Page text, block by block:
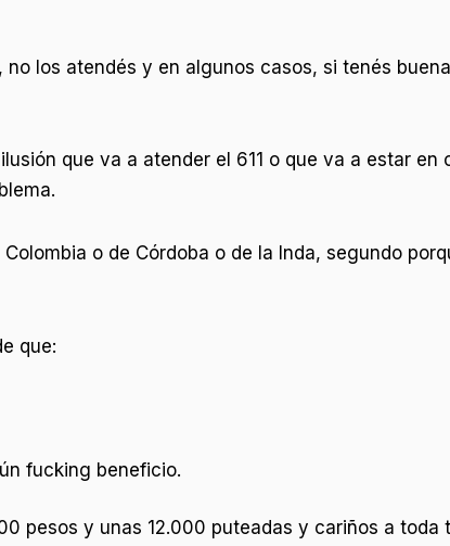
los atendés y en algunos casos, si tenés
que va a atender el 611 o que va a estar
o de Córdoba o de la Inda, segundo
que:
fucking beneficio.
pesos y unas 12.000 puteadas y cariños a toda